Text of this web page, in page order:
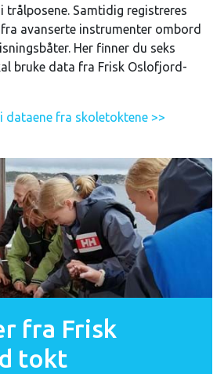
trålposene. Samtidig registreres
avanserte instrumenter ombord
Her finner du seks
bruke data fra Frisk Oslofjord-
dataene fra skoletoktene >>
fra Frisk
tokt